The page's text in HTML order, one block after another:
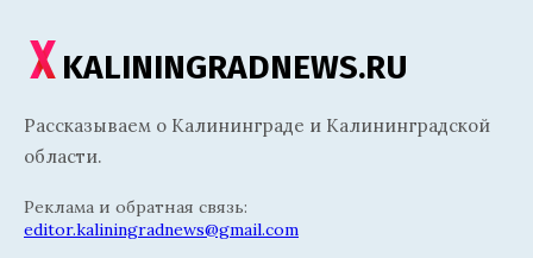
KALININGRADNEWS.RU
Рассказываем о Калининграде и Калининградской
области.
Реклама и обратная связь:
editor.kaliningradnews@gmail.com